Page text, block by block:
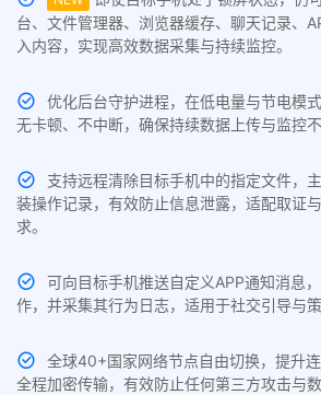
台、文件管理器、浏览器缓存、聊天记录、
入内容，实现高效数据采集与持续监控。
优化后台守护进程，在低电量与节电模
无卡顿、不中断，确保持续数据上传与监控不
支持远程清除目标手机中的指定文件，
装操作记录，有效防止信息泄露，适配取证
求。
可向目标手机推送自定义APP通知消息
作，并采集其行为日志，适用于社交引导与策
全球40+国家网络节点自由切换，提升连
全程加密传输，有效防止任何第三方攻击与